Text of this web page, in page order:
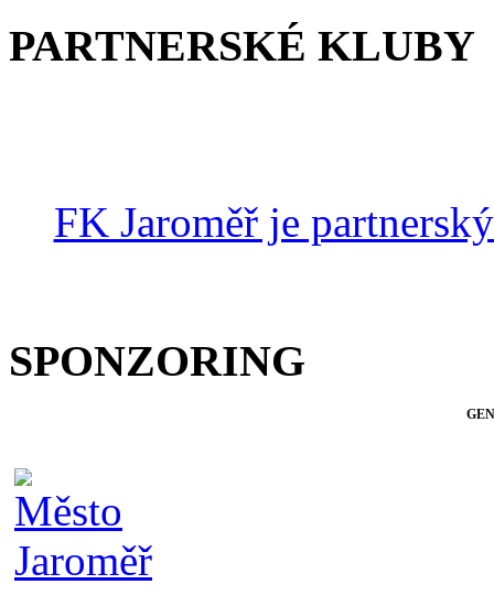
PARTNERSKÉ KLUBY
FK Jaroměř je
SPONZORING